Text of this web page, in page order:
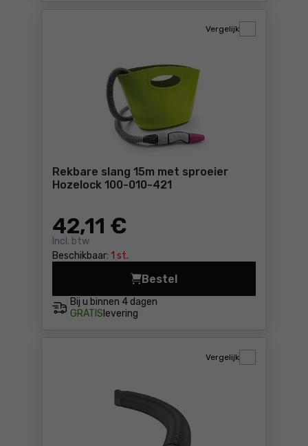
Rekbare slang 15m met sproeier
Hozelock 100-010-421
42,11 €
Incl. btw
Beschikbaar: 1 st.
Vergelijk
Bij u binnen 4 dagen
GRATIS levering
Bestel
Rekbare slang 15m met
Vergelijk